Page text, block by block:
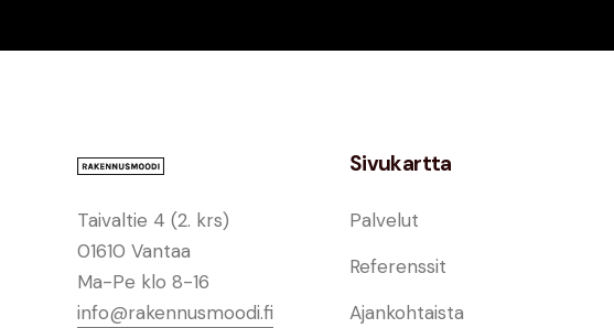
Taivaltie 4 (2. krs)
01610 Vantaa
Ma-Pe klo 8-16
info@rakennusmoodi.fi
Sivukartta
Palvelut
Referenssit
Ajankohtaista